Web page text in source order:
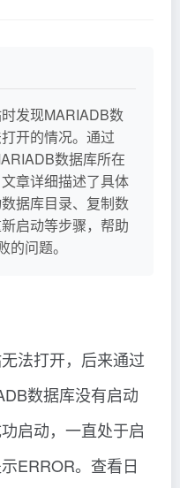
发现MARIADB数
开的情况。通过
数据库所在
章详细描述了具体
据库目录、复制数
启动等步骤，帮助
问题。
法打开，后来通过
数据库没有启动
启动，一直处于启
ERROR。查看日